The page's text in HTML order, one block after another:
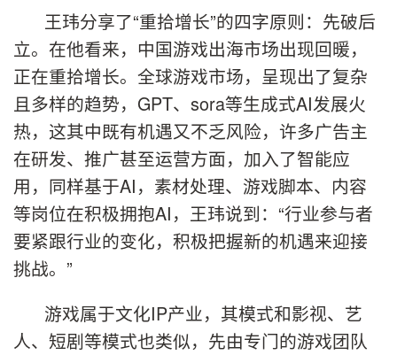
王玮分享了“重拾增长”的四字原则：先破后
立。在他看来，中国游戏出海市场出现回暖，
正在重拾增长。全球游戏市场，呈现出了复杂
且多样的趋势，GPT、sora等生成式AI发展火
热，这其中既有机遇又不乏风险，许多广告主
在研发、推广甚至运营方面，加入了智能应
用，同样基于AI，素材处理、游戏脚本、内容
等岗位在积极拥抱AI，王玮说到：“行业参与者
要紧跟行业的变化，积极把握新的机遇来迎接
挑战。”
游戏属于文化IP产业，其模式和影视、艺
人、短剧等模式也类似，先由专门的游戏团队